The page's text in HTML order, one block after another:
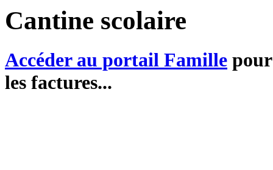
Cantine scolaire
Accéder au portail Famille
les factures...